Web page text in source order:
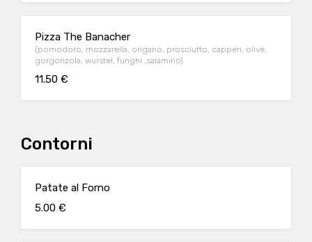
Pizza The Banacher
(pomodoro, mozzarella, origano, prosciutto, capperi, olive,
gorgonzola, wurstel, funghi ,salamino)
11.50 €
Contorni
Patate al Forno
5.00 €